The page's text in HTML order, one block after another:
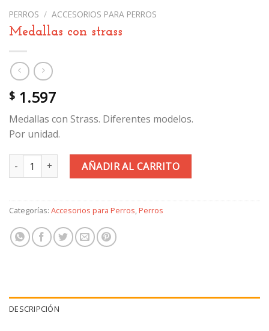
PERROS / ACCESORIOS PARA PERROS
Medallas con strass
$ 1.597
Medallas con Strass. Diferentes modelos.
Por unidad.
Medallas con strass cantidadAÑADIR AL CARRITO
Categorías: Accesorios para Perros,Perros
DESCRIPCIÓN